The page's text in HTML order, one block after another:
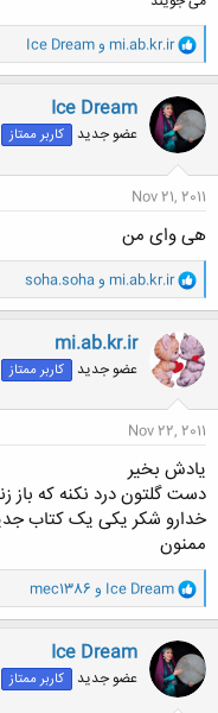
و
ا
ک
ن
ش
ه
ا
mi.ab.kr.ir وIce Dream
Ice Dream
عضو جدید کاربر ممتاز
Nov 21, 2011
هی وای من
و
ا
ک
ن
ش
ه
ا
mi.ab.kr.ir و soha.soha
mi.ab.kr.ir
عضو جدید کاربر ممتاز
Nov 22, 2011
یادش بخیر
دست گلتون درد نکنه که باز
خدارو شکر یکی یک کتاب
ممنون
و
ا
ک
ن
ش
ه
ا
Ice Dream و mec1386
Ice Dream
عضو جدید کاربر ممتاز